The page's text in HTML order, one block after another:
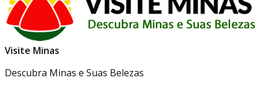
Visite Minas
Descubra Minas e Suas Belezas